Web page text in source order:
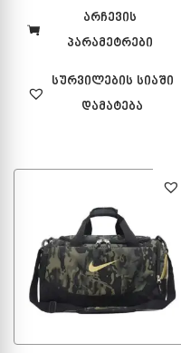
არჩევის
პარამეტრები
სურვილების სიაში
დამატება